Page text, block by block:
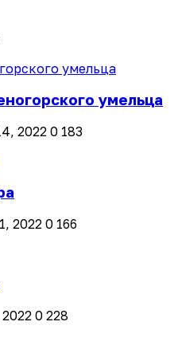
умельца
2022 0 183
2022 0 166
0 228